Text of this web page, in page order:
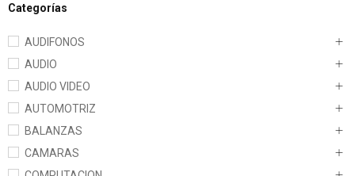
Categorías
AUDIFONOS
AUDIO
AUDIO VIDEO
AUTOMOTRIZ
BALANZAS
CAMARAS